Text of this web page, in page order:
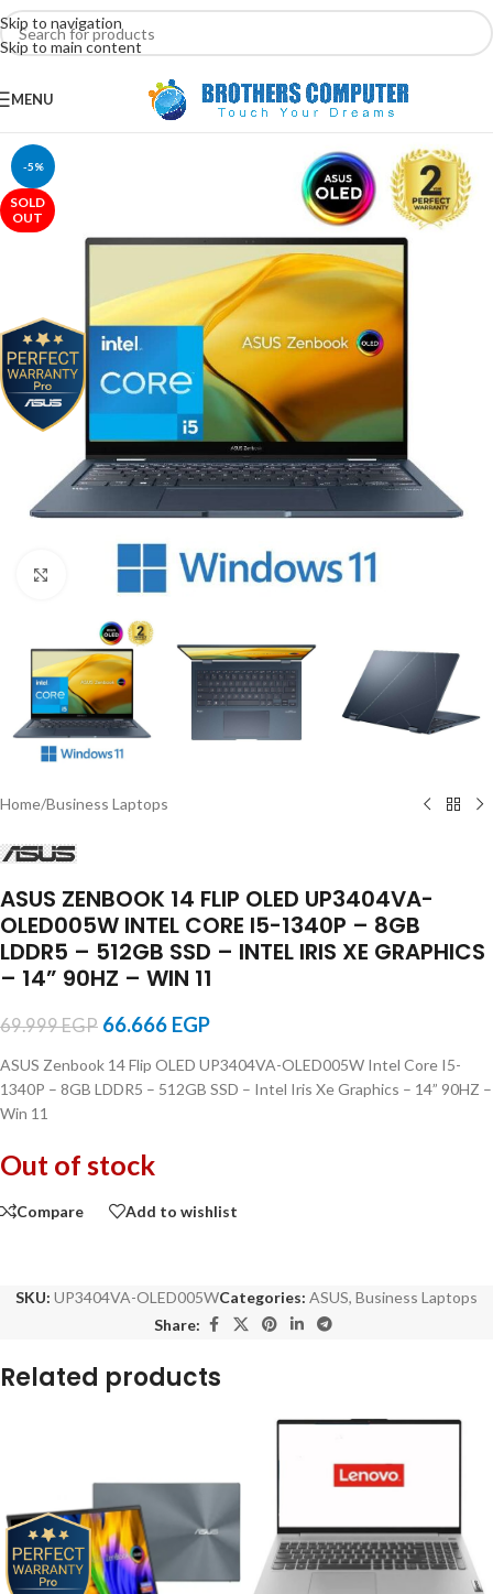
Skip to navigation
Skip to main content
MENU
-5%
SOLD
OUT
Click to enlarge
Home/Business Laptops
ASUS ZENBOOK 14 FLIP OLED UP3404VA-
OLED005W INTEL CORE I5-1340P – 8GB
LDDR5 – 512GB SSD – INTEL IRIS XE GRAPHICS
– 14” 90HZ – WIN 11
69.999EGP 66.666 EGP
ASUS Zenbook 14 Flip OLED UP3404VA-OLED005W Intel Core I5-
1340P – 8GB LDDR5 – 512GB SSD – Intel Iris Xe Graphics – 14” 90HZ –
Win 11
Out of stock
Compare Add to wishlist
SKU: UP3404VA-OLED005WCategories: ASUS, Business Laptops
Share:
Related products